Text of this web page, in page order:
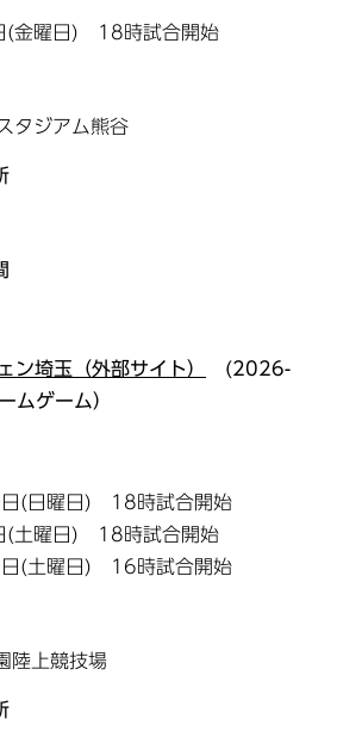
日(金曜日) 18時試合開始
タジアム熊谷
ン埼玉（外部サイト）
(2026-
ゲーム）
日(日曜日) 18時試合開始
(土曜日) 18時試合開始
日(土曜日) 16時試合開始
陸上競技場